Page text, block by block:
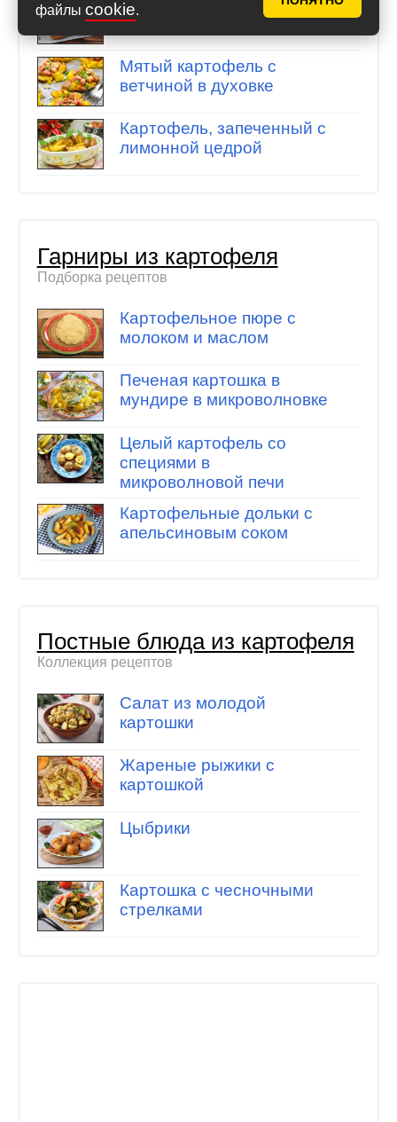
файлы cookie.
картофель в духовке
Мятый картофель с
ветчиной в духовке
Картофель, запеченный с
лимонной цедрой
Гарниры из картофеля
Подборка рецептов
Картофельное пюре с
молоком и маслом
Печеная картошка в
мундире в микроволновке
Целый картофель со
специями в
микроволновой печи
Картофельные дольки с
апельсиновым соком
Постные блюда из картофеля
Коллекция рецептов
Салат из молодой
картошки
Жареные рыжики с
картошкой
Цыбрики
Картошка с чесночными
стрелками